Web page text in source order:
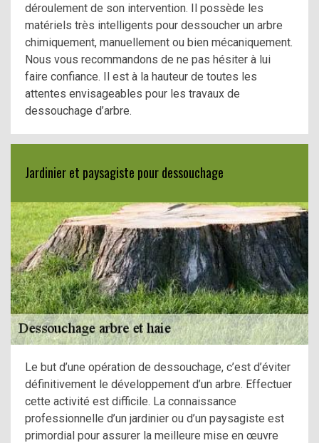
déroulement de son intervention. Il possède les
matériels très intelligents pour dessoucher un arbre
chimiquement, manuellement ou bien mécaniquement.
Nous vous recommandons de ne pas hésiter à lui
faire confiance. Il est à la hauteur de toutes les
attentes envisageables pour les travaux de
dessouchage d’arbre.
Jardinier et paysagiste pour dessouchage
Le but d’une opération de dessouchage, c’est d’éviter
définitivement le développement d’un arbre. Effectuer
cette activité est difficile. La connaissance
professionnelle d’un jardinier ou d’un paysagiste est
primordial pour assurer la meilleure mise en œuvre